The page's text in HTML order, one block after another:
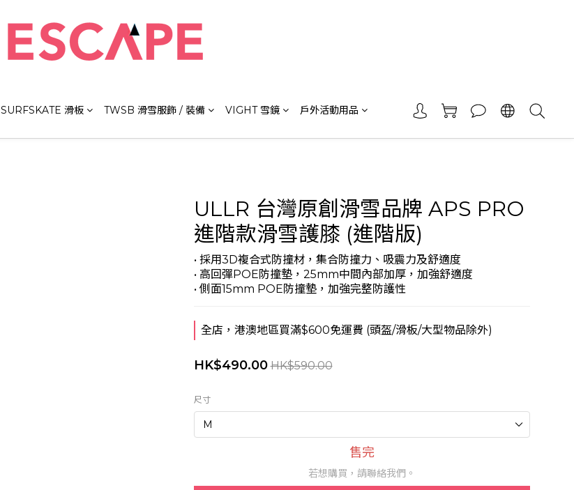
SURFSKATE 滑板 TWSB 滑雪服飾 / 裝備 VIGHT 雪鏡 戶外活動用品
ULLR 台灣原創滑雪品牌 APS PRO
進階款滑雪護膝 (進階版)
• 採用3D複合式防撞材，集合防撞力、吸震力及舒適度
• 高回彈POE防撞墊，25mm中間內部加厚，加強舒適度
• 側面15mm POE防撞墊，加強完整防護性
全店，港澳地區買滿$600免運費 (頭盔/滑板/大型物品除外)
HK$490.00 HK$590.00
尺寸
售完
若想購買，請聯絡我們。